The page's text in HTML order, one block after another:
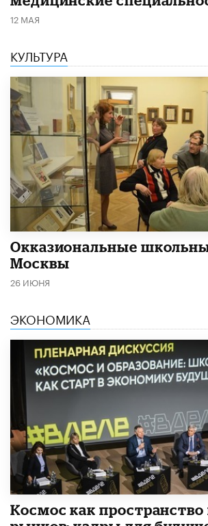
12 МАЯ
КУЛЬТУРА
​Окказиональные
Москвы
26 ИЮНЯ
ЭКОНОМИКА
Космос как